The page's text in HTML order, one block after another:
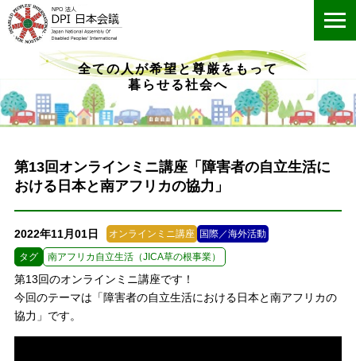
全ての人が希望と尊厳をもって
暮らせる社会へ
第13回オンラインミニ講座「障害者の自立生活に
おける日本と南アフリカの協力」
2022年11月01日 オンラインミニ講座 国際／海外活動
タグ 南アフリカ自立生活（JICA草の根事業）
第13回のオンラインミニ講座です！
今回のテーマは「障害者の自立生活における日本と南アフリカの
協力」です。